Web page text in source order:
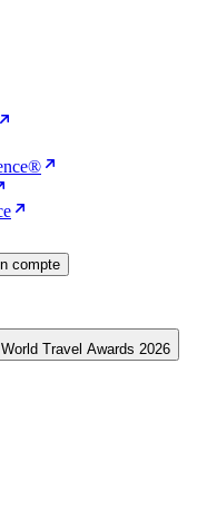
compte
Travel Awards 2026